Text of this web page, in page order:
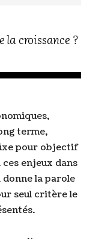
la croissance ?
terme,
pour objectif
enjeux dans
la parole
seul critère le